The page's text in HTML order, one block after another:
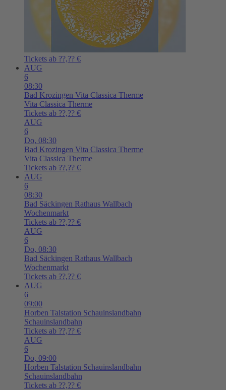
Tickets ab ??,?? €
AUG
6
08:30
Bad Krozingen Vita Classica Therme
Vita Classica Therme
Tickets ab ??,?? €
AUG
6
Do, 08:30
Bad Krozingen Vita Classica Therme
Vita Classica Therme
Tickets ab ??,?? €
AUG
6
08:30
Bad Säckingen Rathaus Wallbach
Wochenmarkt
Tickets ab ??,?? €
AUG
6
Do, 08:30
Bad Säckingen Rathaus Wallbach
Wochenmarkt
Tickets ab ??,?? €
AUG
6
09:00
Horben Talstation Schauinslandbahn
Schauinslandbahn
Tickets ab ??,?? €
AUG
6
Do, 09:00
Horben Talstation Schauinslandbahn
Schauinslandbahn
Tickets ab ??,?? €